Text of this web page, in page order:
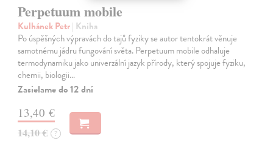
Perpetuum mobile
Kulhánek Petr| Kniha
Po úspěšných výpravách do tajů fyziky se autor tentokrát věnuje
samotnému jádru fungování světa. Perpetuum mobile odhaluje
termodynamiku jako univerzální jazyk přírody, který spojuje fyziku,
chemii, biologii…
Zasielame do 12 dní
13,40 €
14,10 € ?